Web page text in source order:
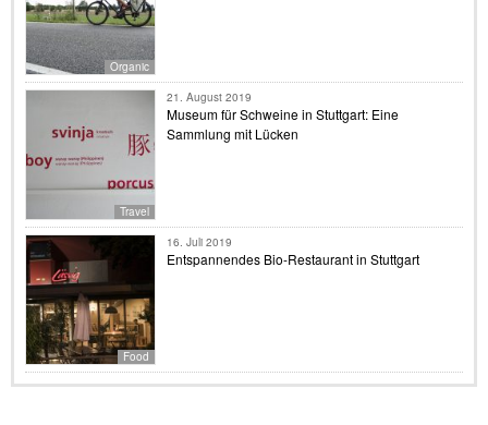
Organic
Travel
21. August 2019
Museum für Schweine in Stuttgart: Eine
Sammlung mit Lücken
Food
16. Juli 2019
Entspannendes Bio-Restaurant in Stuttgart